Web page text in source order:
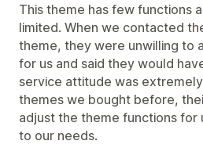
This theme has few functions
limited. When we contacted
theme, they were unwilling to
for us and said they would
service attitude was
themes we bought before,
adjust the theme functions for
to our needs.